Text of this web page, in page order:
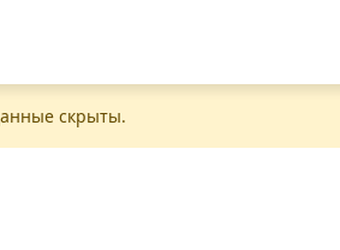
скрыты.